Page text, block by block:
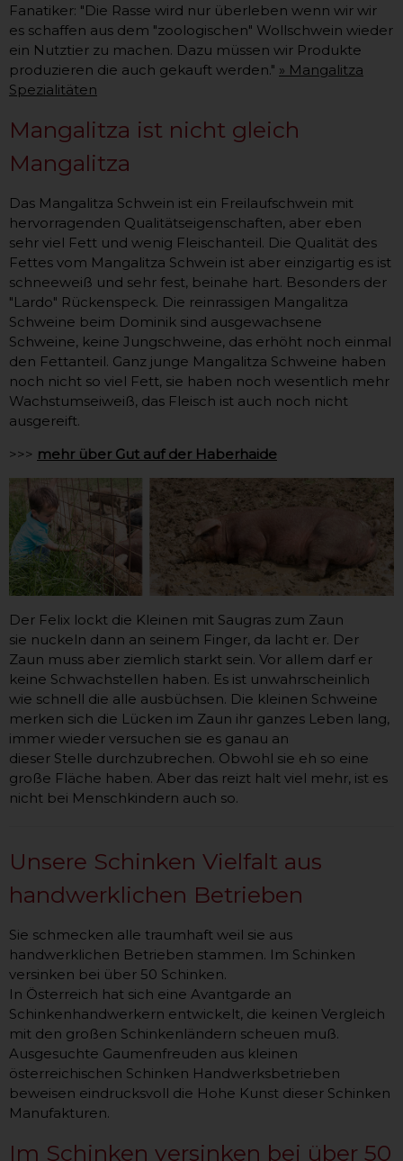
Fanatiker: "Die Rasse wird nur überleben wenn wir wir
es schaffen aus dem "zoologischen" Wollschwein wieder
ein Nutztier zu machen. Dazu müssen wir Produkte
produzieren die auch gekauft werden." » Mangalitza
Spezialitäten
Mangalitza ist nicht gleich
Mangalitza
Das Mangalitza Schwein ist ein Freilaufschwein mit
hervorragenden Qualitätseigenschaften, aber eben
sehr viel Fett und wenig Fleischanteil. Die Qualität des
Fettes vom Mangalitza Schwein ist aber einzigartig es ist
schneeweiß und sehr fest, beinahe hart. Besonders der
"Lardo" Rückenspeck. Die reinrassigen Mangalitza
Schweine beim Dominik sind ausgewachsene
Schweine, keine Jungschweine, das erhöht noch einmal
den Fettanteil. Ganz junge Mangalitza Schweine haben
noch nicht so viel Fett, sie haben noch wesentlich mehr
Wachstumseiweiß, das Fleisch ist auch noch nicht
ausgereift.
>>> mehr über Gut auf der Haberhaide
Der Felix lockt die Kleinen mit Saugras zum Zaun
sie nuckeln dann an seinem Finger, da lacht er. Der
Zaun muss aber ziemlich starkt sein. Vor allem darf er
keine Schwachstellen haben. Es ist unwahrscheinlich
wie schnell die alle ausbüchsen. Die kleinen Schweine
merken sich die Lücken im Zaun ihr ganzes Leben lang,
immer wieder versuchen sie es ganau an
dieser Stelle durchzubrechen. Obwohl sie eh so eine
große Fläche haben. Aber das reizt halt viel mehr, ist es
nicht bei Menschkindern auch so.
Unsere Schinken Vielfalt aus
handwerklichen Betrieben
Sie schmecken alle traumhaft weil sie aus
handwerklichen Betrieben stammen. Im Schinken
versinken bei über 50 Schinken.
In Österreich hat sich eine Avantgarde an
Schinkenhandwerkern entwickelt, die keinen Vergleich
mit den großen Schinkenländern scheuen muß.
Ausgesuchte Gaumenfreuden aus kleinen
österreichischen Schinken Handwerksbetrieben
beweisen eindrucksvoll die Hohe Kunst dieser Schinken
Manufakturen.
Im Schinken versinken bei über 50